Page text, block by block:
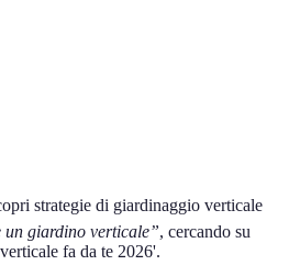
strategie di giardinaggio verticale
un giardino verticale”, cercando su
fa da te 2026'.